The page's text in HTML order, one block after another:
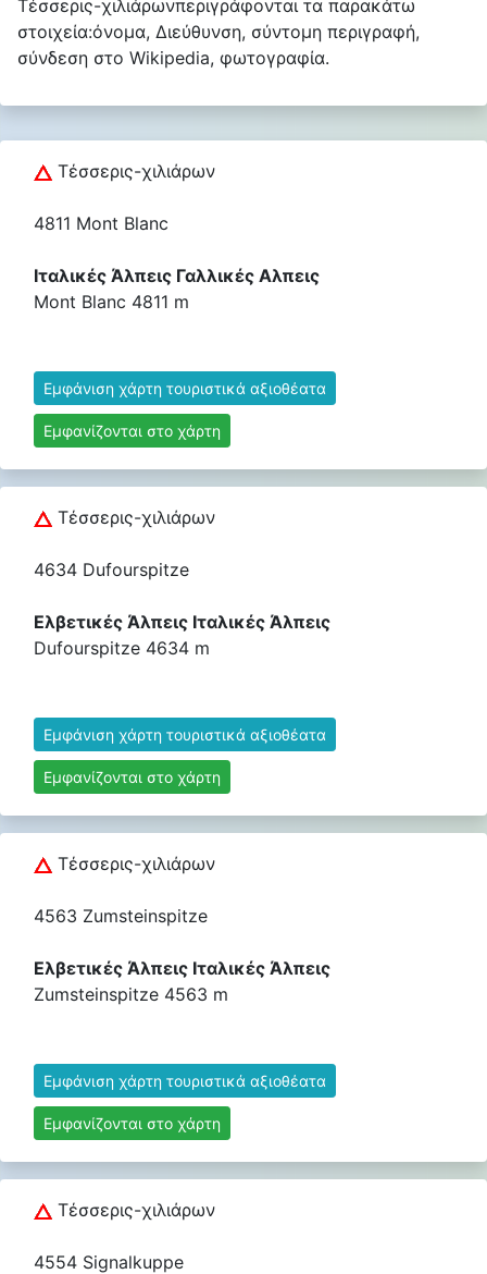
Τέσσερις-χιλιάρωνπεριγράφονται τα παρακάτω
στοιχεία:όνομα, Διεύθυνση, σύντομη περιγραφή,
σύνδεση στο Wikipedia, φωτογραφία.
Τέσσερις-χιλιάρων
4811 Mont Blanc
Ιταλικές Άλπεις Γαλλικές Αλπεις
Mont Blanc 4811 m
Εμφάνιση χάρτη τουριστικά αξιοθέατα
Εμφανίζονται στο χάρτη
Τέσσερις-χιλιάρων
4634 Dufourspitze
Ελβετικές Άλπεις Ιταλικές Άλπεις
Dufourspitze 4634 m
Εμφάνιση χάρτη τουριστικά αξιοθέατα
Εμφανίζονται στο χάρτη
Τέσσερις-χιλιάρων
4563 Zumsteinspitze
Ελβετικές Άλπεις Ιταλικές Άλπεις
Zumsteinspitze 4563 m
Εμφάνιση χάρτη τουριστικά αξιοθέατα
Εμφανίζονται στο χάρτη
Τέσσερις-χιλιάρων
4554 Signalkuppe